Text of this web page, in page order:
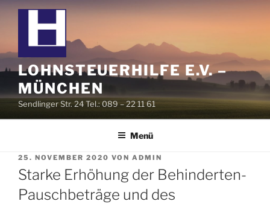
Zum
LOHNSTEUERHILFE E.V. –
MÜNCHEN
Sendlinger Str. 24 Tel.: 089 – 22 11 61
Menü
VERÖFFENTLICHT
AM
25. NOVEMBER 2020 VON ADMIN
Starke Erhöhung der Behinderten-
Pauschbeträge und des